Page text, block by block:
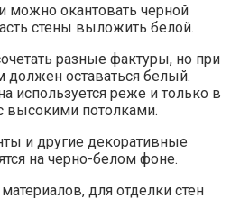
можно окантовать черной
стены выложить белой.
разные фактуры, но при
оставаться белый.
используется реже и только в
потолками.
и другие декоративные
на черно-белом фоне.
для отделки стен